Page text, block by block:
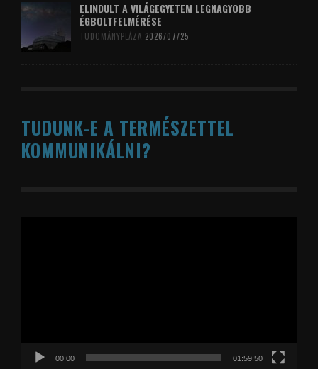
ELINDULT A VILÁGEGYETEM LEGNAGYOBB
ÉGBOLTFELMÉRÉSE
TUDOMÁNYPLÁZA 2026/07/25
TUDUNK-E A TERMÉSZETTEL
KOMMUNIKÁLNI?
00:00 01:59:50